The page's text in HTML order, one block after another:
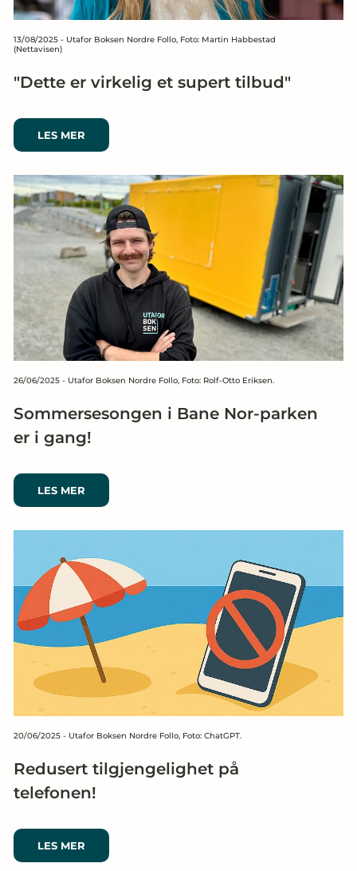
13/08/2025 - Utafor Boksen Nordre Follo, Foto: Martin Habbestad
(Nettavisen)
"Dette er virkelig et supert tilbud"
LES MER
26/06/2025 - Utafor Boksen Nordre Follo, Foto: Rolf-Otto Eriksen.
Sommersesongen i Bane Nor-parken
er i gang!
LES MER
20/06/2025 - Utafor Boksen Nordre Follo, Foto: ChatGPT.
Redusert tilgjengelighet på
telefonen!
LES MER